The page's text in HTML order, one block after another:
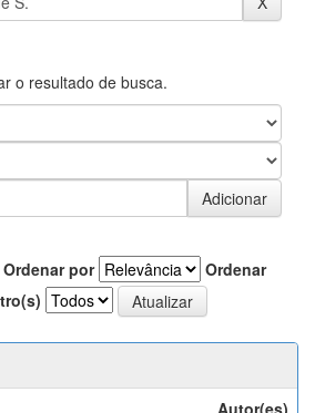
o resultado de busca.
Ordenar por
Ordenar
Autor(es)